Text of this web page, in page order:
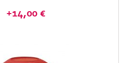
+14,00 €